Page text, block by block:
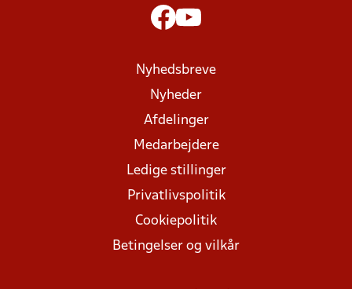
Nyhedsbreve
Nyheder
Afdelinger
Medarbejdere
Ledige stillinger
Privatlivspolitik
Cookiepolitik
Betingelser og vilkår